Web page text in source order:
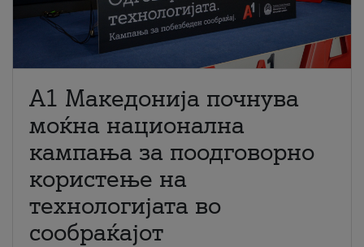
A1 Македонија почнува
моќна национална
кампања за поодговорно
користење на
технологијата во
сообраќајот